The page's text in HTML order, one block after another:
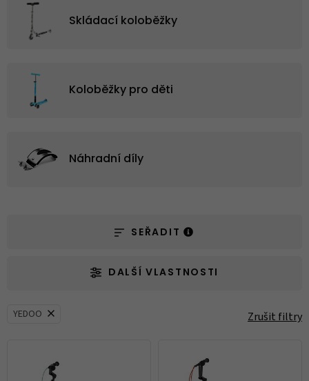
Skládací koloběžky
Koloběžky pro děti
Náhradní díly
SEŘADIT
DALŠÍ VLASTNOSTI
YEDOO Zrušit filtry